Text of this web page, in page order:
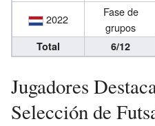
2022
Fase de
grupos
Total 6/12
Jugadores
Selección de